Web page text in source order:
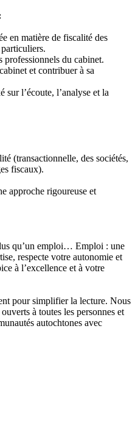
en matière de fiscalité des
professionnels du cabinet.
et contribuer à sa
l’écoute, l’analyse et la
(transactionnelle, des sociétés,
fiscaux).
approche rigoureuse et
qu’un emploi… Emploi : une
respecte votre autonomie et
à l’excellence et à votre
pour simplifier la lecture. Nous
à toutes les personnes et
autochtones avec